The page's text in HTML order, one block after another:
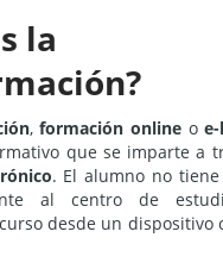
la
,formación online oe-
que se imparte a
. El alumno no
al centro de
desde un dispositivo